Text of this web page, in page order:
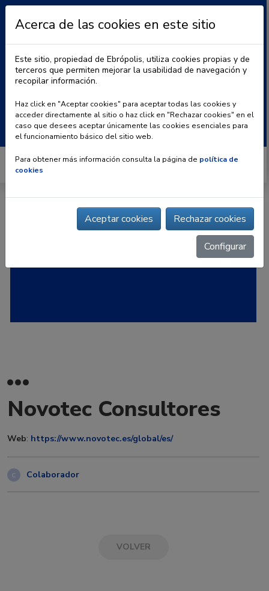
BLOG | CONTACTO
Buscar:
Inicio» | Novotec Consultores
Novotec Consultores
Web: https://www.novotec.es/global/es/
Colaborador
VOLVER
Acerca de las cookies en este sitio
Este sitio, propiedad de Ebrópolis, utiliza cookies propias y de
terceros que permiten mejorar la usabilidad de navegación y
recopilar información.
Haz click en "Aceptar cookies" para aceptar todas las cookies y
acceder directamente al sitio o haz click en "Rechazar cookies" en el
caso que desees aceptar únicamente las cookies esenciales para
el funcionamiento básico del sitio web.
Para obtener más información consulta la página de política de
cookies
Aceptar cookies Rechazar cookies
Configurar